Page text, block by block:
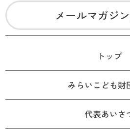
メールマガジ
トップ
みらいこども財
代表あいさ